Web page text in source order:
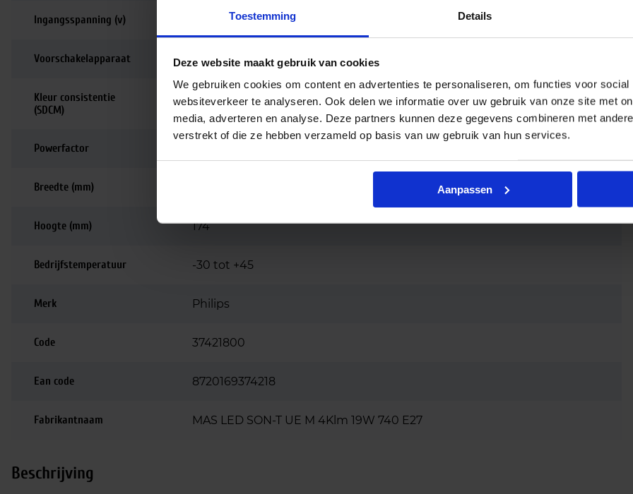
Toestemming Details
Deze website maakt gebruik van cookies
We gebruiken cookies om content en advertenties te personaliseren, om functies voor
websiteverkeer te analyseren. Ook delen we informatie over uw gebruik van onze site met
media, adverteren en analyse. Deze partners kunnen deze gegevens combineren met
verstrekt of die ze hebben verzameld op basis van uw gebruik van hun services.
Aanpassen
Ingangsspanning (v) 220-240
Voorschakelapparaat Netspanning (AC mains)
Kleur consistentie
(SDCM)
<6 SDCM
Powerfactor
Breedte (mm)
Hoogte (mm) 174
Bedrijfstemperatuur -30 tot +45
Merk Philips
Code 37421800
Ean code 8720169374218
Fabrikantnaam MAS LED SON-T UE M 4Klm 19W 740 E27
Beschrijving